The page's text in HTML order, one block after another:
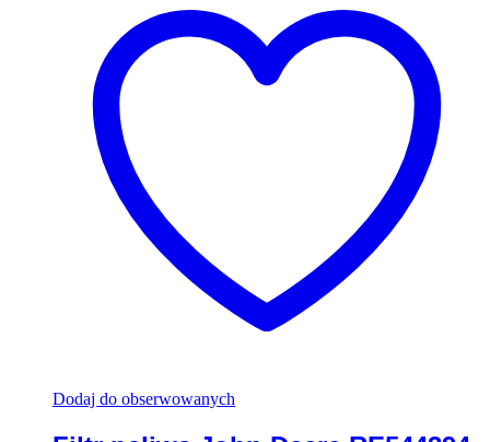
Dodaj do obserwowanych